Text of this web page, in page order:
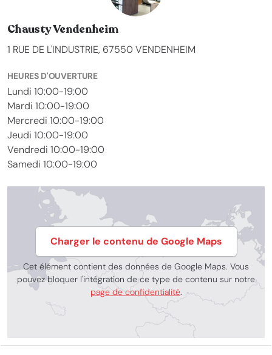
Chausty Vendenheim
1 RUE DE L'INDUSTRIE, 67550 VENDENHEIM
HEURES D'OUVERTURE
Lundi 10:00-19:00
Mardi 10:00-19:00
Mercredi 10:00-19:00
Jeudi 10:00-19:00
Vendredi 10:00-19:00
Samedi 10:00-19:00
Charger le contenu de Google Maps
Cet élément contient des données de Google Maps. Vous
pouvez bloquer l'intégration de ce type de contenu sur notre
page de confidentialité.